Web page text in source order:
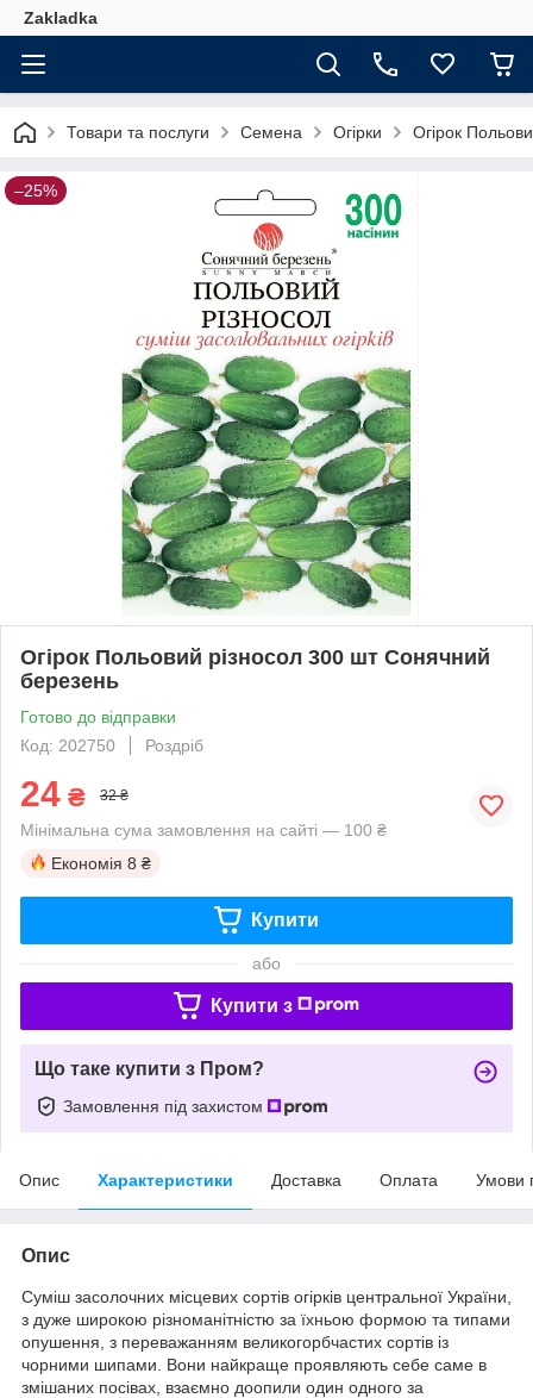
Zakladka
Товари та послуги Семена Огірки Огірок
–25%
Огірок Польовий різносол 300 шт Сонячний
березень
Готово до відправки
Код: 202750
Роздріб
24 ₴ 32 ₴
Мінімальна сума замовлення на сайті — 100 ₴
Економія 8 ₴
Купити
або
Купити з
Що таке купити з Пром?
Замовлення під захистом
Опис Характеристики Доставка Оплата Умови
Опис
Суміш засолочних місцевих сортів огірків центральної України,
з дуже широкою різноманітністю за їхньою формою та типами
опушення, з переважанням великогорбчастих сортів із
чорними шипами. Вони найкраще проявляють себе саме в
змішаних посівах, взаємно доопили один одного за